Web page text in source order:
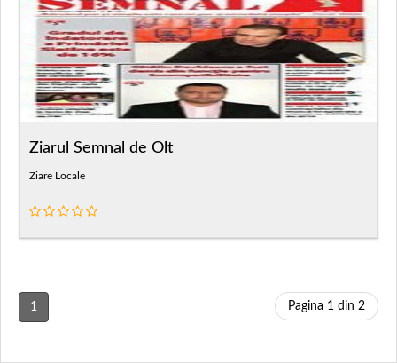
Ziarul Semnal de Olt
Ziare Locale
1 Pagina 1 din 2